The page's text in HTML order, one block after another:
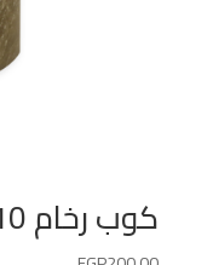
كوب رخام 10*5سم